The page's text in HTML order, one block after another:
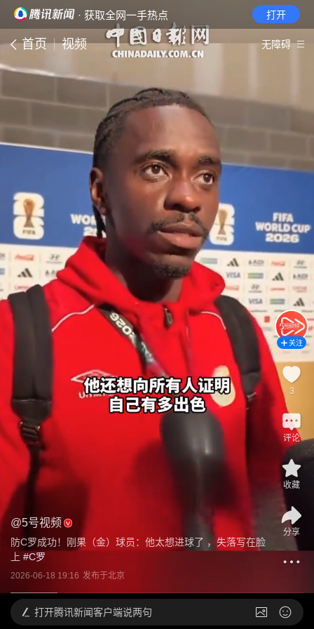
· 获取全网一手热点 打开
首页 视频 无障碍
@5号视频
防C罗成功！刚果（金）球员：他太想进球了 ，失落写在脸
上 #C罗
2026-06-18 19:16 发布于北京
关注
3
评论
收藏
分享
打开腾讯新闻客户端说两句